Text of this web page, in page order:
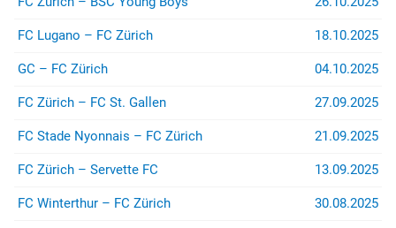
FC Lugano – FC Zürich 18.10.2025
GC – FC Zürich 04.10.2025
FC Zürich – FC St. Gallen 27.09.2025
FC Stade Nyonnais – FC Zürich 21.09.2025
FC Zürich – Servette FC 13.09.2025
FC Winterthur – FC Zürich 30.08.2025